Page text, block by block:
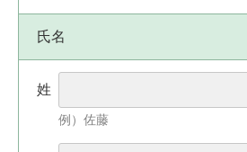
氏名
姓
例）佐藤